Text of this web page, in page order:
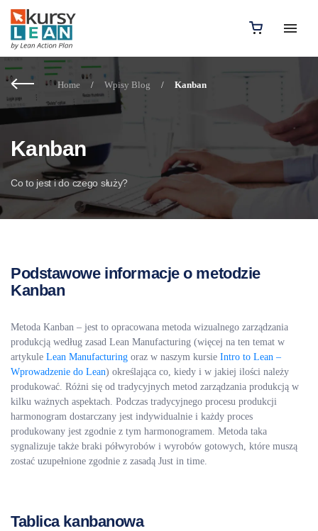
Home / Wpisy Blog / Kanban
Kanban
Co to jest i do czego służy?
Podstawowe informacje o metodzie
Kanban
Metoda Kanban – jest to opracowana metoda wizualnego zarządzania
produkcją według zasad Lean Manufacturing (więcej na ten temat w
artykule Lean Manufacturing oraz w naszym kursie Intro to Lean –
Wprowadzenie do Lean) określająca co, kiedy i w jakiej ilości należy
produkować. Różni się od tradycyjnych metod zarządzania produkcją w
kilku ważnych aspektach. Podczas tradycyjnego procesu produkcji
harmonogram dostarczany jest indywidualnie i każdy proces
produkowany jest zgodnie z tym harmonogramem. Metoda taka
sygnalizuje także braki półwyrobów i wyrobów gotowych, które muszą
zostać uzupełnione zgodnie z zasadą Just in time.
Tablica kanbanowa